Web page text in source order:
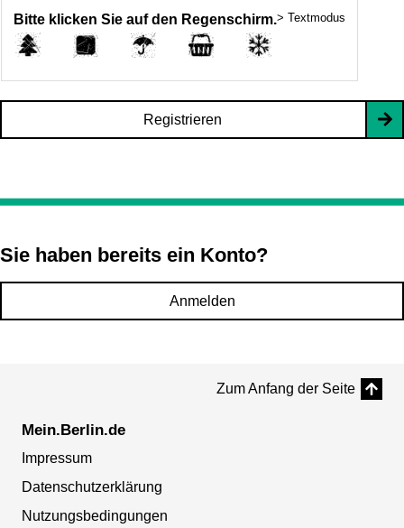
Bitte klicken Sie auf den Regenschirm.> Textmodus
Registrieren
Sie haben bereits ein Konto?
Anmelden
Zum Anfang der Seite
Mein.Berlin.de
Impressum
Datenschutzerklärung
Nutzungsbedingungen